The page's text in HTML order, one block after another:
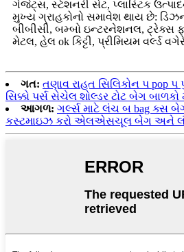
ગેજેટ્સ, સ્ટેશનરી સેટ, પ્લાસ્ટિક
મુખ્ય ગ્રાહકોનો સમાવેશ થાય છે:
બીબીસી, બમ્બો ઇન્ટરનેશનલ, ટ્રેક્સ
મેટલ, હેલ ok કિટ્ટી, પ્રીમિયમ વર્લ્ડ
ગત: તણાવ રાહત સિલિકોન પ pop
સિક્કો પર્સ સેચેલ શોલ્ડર ટોટ બેગ બાળકો
આગળ: ગર્લ્સ માટે લંચ બ bag ક્સ
કસ્ટમાઇઝ કરો એલએસચૂલ બેગ અને